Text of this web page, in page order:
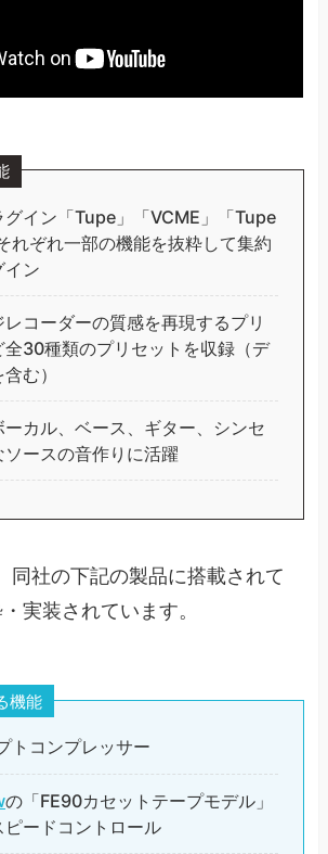
グイン「Tupe」「VCME」「Tupe
れぞれ一部の機能を抜粋して集約
イン
レコーダーの質感を再現するプリ
全30種類のプリセットを収録（デ
む）
ーカル、ベース、ギター、シンセ
ソースの音作りに活躍
同社の下記の製品に搭載されて
実装されています。
機能
トコンプレッサー
の「FE90カセットテープモデル」
ピードコントロール